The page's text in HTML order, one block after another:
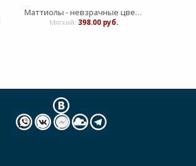
Маттиолы - невзрачные цветы
Мягкий: 398.00 руб.